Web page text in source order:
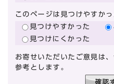
このページは見つけやすかっ
見つけやすかった
見つけにくかった
お寄せいただいたご意見は
参考とします。